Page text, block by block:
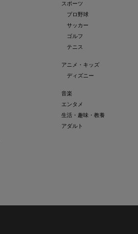
スポーツ
プロ野球
サッカー
ゴルフ
テニス
アニメ・キッズ
ディズニー
音楽
エンタメ
生活・趣味・教養
アダルト